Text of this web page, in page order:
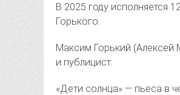
В 2025 году исполняется
Горького.
Максим Горький (Алексей
и публицист.
«Дети солнца» — пьеса в